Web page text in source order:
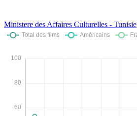
Ministere des Affaires Culturelles - Tunisie